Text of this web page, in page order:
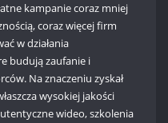
kampanie coraz mniej
coraz więcej firm
w działania
budują zaufanie i
Na znaczeniu zyskał
wysokiej jakości
wideo, szkolenia